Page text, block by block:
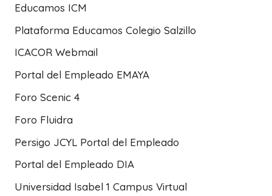
Educamos ICM
Plataforma Educamos Colegio Salzillo
ICACOR Webmail
Portal del Empleado EMAYA
Foro Scenic 4
Foro Fluidra
Persigo JCYL Portal del Empleado
Portal del Empleado DIA
Universidad Isabel 1 Campus Virtual